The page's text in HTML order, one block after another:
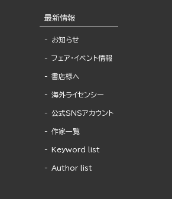
最新情報
お知らせ
フェア・イベント情報
書店様へ
海外ライセンシー
公式SNSアカウント
作家一覧
Keyword list
Author list